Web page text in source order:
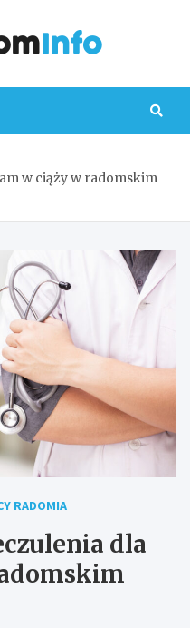
w ciąży w radomskim
RADOMIA
dla